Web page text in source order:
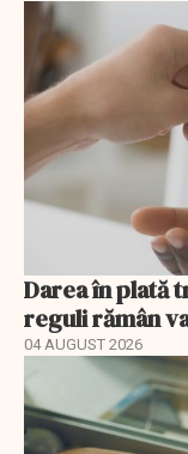
Darea în plată
reguli rămân
04 AUGUST 2026